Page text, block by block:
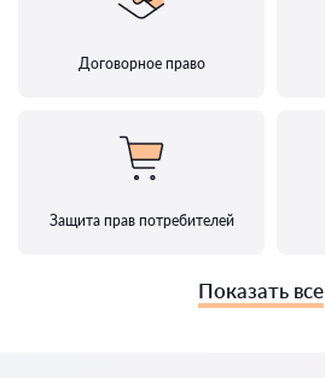
Договорное право
Защита прав потребителей
Показать все